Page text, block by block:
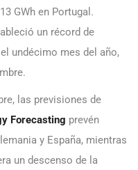
GWh en Portugal.
un récord de
undécimo mes del año,
las previsiones de
Forecasting prevén
y España, mientras
un descenso de la